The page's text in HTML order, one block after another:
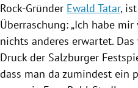
Rock-Gründer Ewald Tatar,
Überraschung: „Ich habe
nichts anderes erwartet.
Druck der Salzburger
dass man da zumindest ein